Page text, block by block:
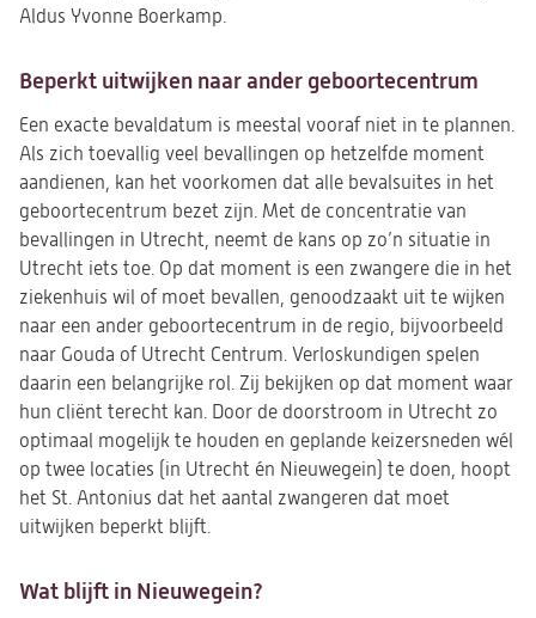
Aldus Yvonne Boerkamp.
Beperkt uitwijken naar ander geboortecentrum
Een exacte bevaldatum is meestal vooraf niet in te plannen.
Als zich toevallig veel bevallingen op hetzelfde moment
aandienen, kan het voorkomen dat alle bevalsuites in het
geboortecentrum bezet zijn. Met de concentratie van
bevallingen in Utrecht, neemt de kans op zo’n situatie in
Utrecht iets toe. Op dat moment is een zwangere die in het
ziekenhuis wil of moet bevallen, genoodzaakt uit te wijken
naar een ander geboortecentrum in de regio, bijvoorbeeld
naar Gouda of Utrecht Centrum. Verloskundigen spelen
daarin een belangrijke rol. Zij bekijken op dat moment waar
hun cliënt terecht kan. Door de doorstroom in Utrecht zo
optimaal mogelijk te houden en geplande keizersneden wél
op twee locaties (in Utrecht én Nieuwegein) te doen, hoopt
het St. Antonius dat het aantal zwangeren dat moet
uitwijken beperkt blijft.
Wat blijft in Nieuwegein?